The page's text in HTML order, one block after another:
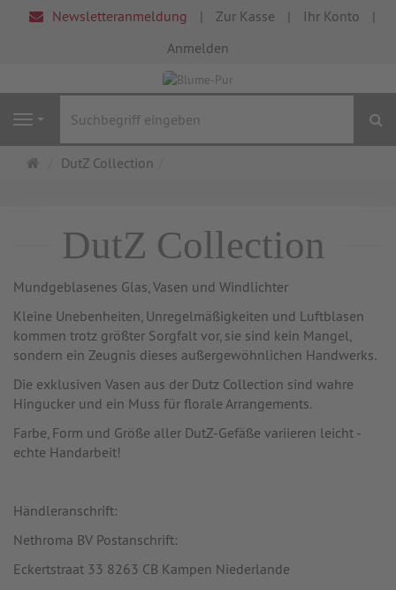
Newsletteranmeldung Zur Kasse
Ihr Konto
Anmelden
Navigation
Startseite
DutZ Collection
DutZ Collection
Mundgeblasenes Glas, Vasen und Windlichter
Kleine Unebenheiten, Unregelmäßigkeiten und Luftblasen
kommen trotz größter Sorgfalt vor, sie sind kein Mangel,
sondern ein Zeugnis dieses außergewöhnlichen Handwerks.
Die exklusiven Vasen aus der Dutz Collection sind wahre
Hingucker und ein Muss für florale Arrangements.
Farbe, Form und Größe aller DutZ-Gefäße variieren leicht -
echte Handarbeit!
Händleranschrift:
Nethroma BV Postanschrift:
Eckertstraat 33 8263 CB Kampen Niederlande